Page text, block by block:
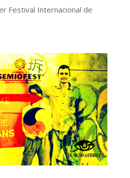
Festival Internacional de